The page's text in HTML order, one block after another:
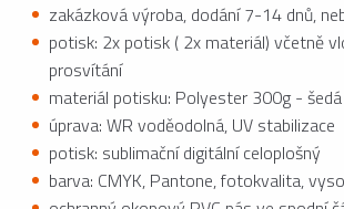
zakázková výroba, dodání 7-14 dnů,
potisk: 2x potisk ( 2x materiál) včetně
prosvítání
materiál potisku: Polyester 300g -
úprava: WR voděodolná, UV stabilizace
potisk: sublimační digitální celoplošný
barva: CMYK, Pantone, fotokvalita,